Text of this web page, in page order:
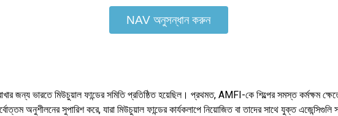
NAV অনুসন্ধান করুন
জন্য ভারতে মিউচুয়াল ফান্ডের সমিতি প্রতিষ্ঠিত হয়েছিল। প্রথমত, AMFI-কে শিল্পের সমস্ত কর্মক্ষম
অনুশীলনের সুপারিশ করে, যারা মিউচুয়াল ফান্ডের কার্যকলাপে নিয়োজিত বা তাদের সাথে যুক্ত